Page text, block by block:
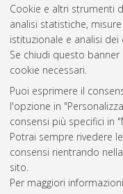
Cookie e altri strumenti
analisi statistiche,
istituzionale e analisi
Se chiudi questo
cookie necessari.
Puoi esprimere il
l'opzione in
consensi più specifici in
Potrai sempre rivedere
consensi rientrando
sito.
Per maggiori informazioni
Atom
Rss 1.0
Rss 2.0
ISSN: 2038-7946